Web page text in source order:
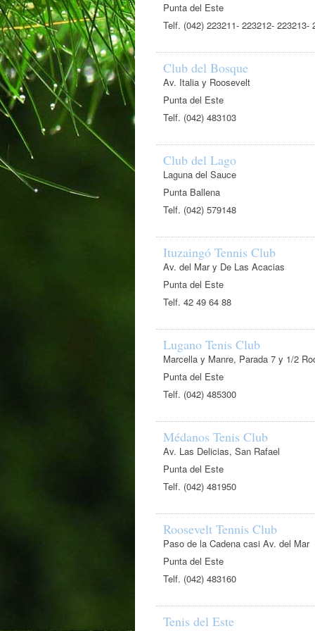
Punta del Este
Telf. (042) 223211- 223212- 223213-
Club del Bosque
Av. Italia y Roosevelt
Punta del Este
Telf. (042) 483103
Club del Lago
Laguna del Sauce
Punta Ballena
Telf. (042) 579148
Ituzaingó Tennis Club
Av. del Mar y De Las Acacias
Punta del Este
Telf. 42 49 64 88
Lugano Tenis Club
Marcella y Manre, Parada 7 y 1/2
Punta del Este
Telf. (042) 485300
Médanos Tenis Club
Av. Las Delicias, San Rafael
Punta del Este
Telf. (042) 481950
Roosevelt Tennis Club
Paso de la Cadena casi Av. del Mar
Punta del Este
Telf. (042) 483160
Tenis del Este